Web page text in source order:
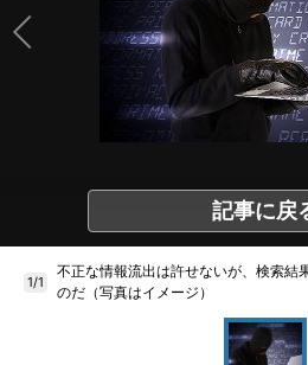
記事に戻
1/1
不正な情報流出は許せないが、検索結
のだ（写真はイメージ）